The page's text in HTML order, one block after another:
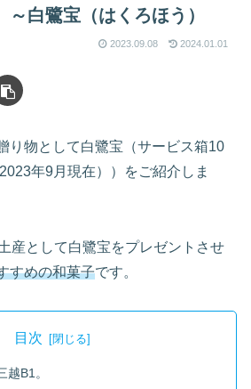
白鷺宝（はくろほう）
2023.09.08 2024.01.01
り物として白鷺宝（サービス箱10
年9月現在））をご紹介しま
産として白鷺宝をプレゼントさせ
すめの和菓子です。
目次
越B1。